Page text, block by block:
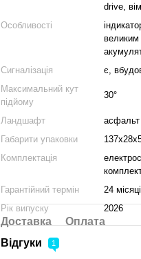
drive,
Особливості
великим
Сигналізація
є,
Максимальний кут
підйому
30°
Ландшафт
асфальт
Габарити упаковки
Комплектація
Гарантійний термін
24 місяці
Рік випуску
2026
Доставка
Оплата
Відгуки
1